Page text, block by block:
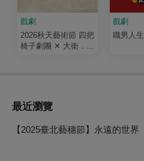
戲劇
2026秋天藝術節 四把
椅子劇團 ✕ 大衛．吉
戲劇
職男人
最近瀏覽
【2025臺北藝穗節】永遠的世界